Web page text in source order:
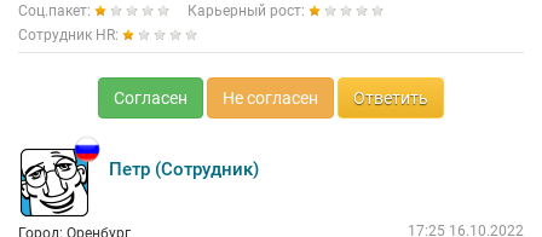
Соц.пакет:
Карьерный рост:
Сотрудник HR:
Согласен Не согласен Ответить
Петр (Сотрудник)
Город: Оренбург 17:25 16.10.2022